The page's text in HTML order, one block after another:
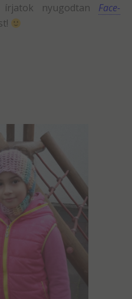
írjatok nyugodtan Face-